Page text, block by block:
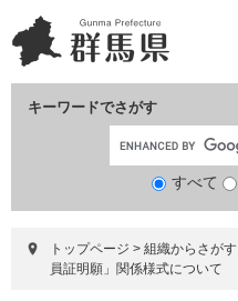
ー
ジ
ニ
ュ
て
キーワードでさがす
すべて
トップページ > 組織からさがす
員証明願」関係様式について